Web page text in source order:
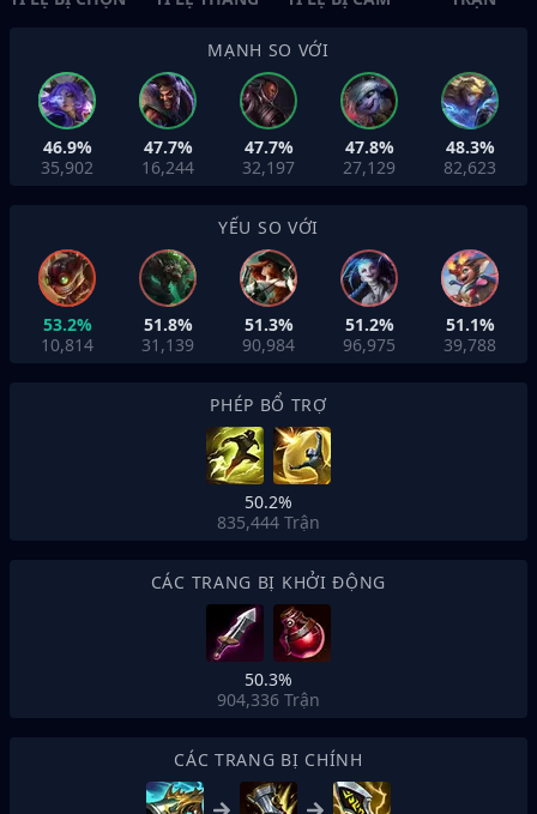
MẠNH SO VỚI
46.9%
35,902
47.7%
16,244
47.7%
32,197
47.8%
27,129
48.3%
82,623
YẾU SO VỚI
53.2%
10,814
51.8%
31,139
51.3%
90,984
51.2%
96,975
51.1%
39,788
PHÉP BỔ TRỢ
50.2%
835,444 Trận
CÁC TRANG BỊ KHỞI ĐỘNG
50.3%
904,336 Trận
CÁC TRANG BỊ CHÍNH